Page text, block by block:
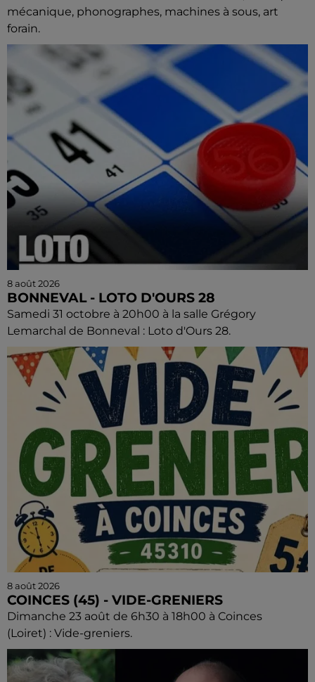
mécanique, phonographes, machines à sous, art
forain.
8 août 2026
BONNEVAL - LOTO D'OURS 28
Samedi 31 octobre à 20h00 à la salle Grégory
Lemarchal de Bonneval : Loto d'Ours 28.
8 août 2026
COINCES (45) - VIDE-GRENIERS
Dimanche 23 août de 6h30 à 18h00 à Coinces
(Loiret) : Vide-greniers.